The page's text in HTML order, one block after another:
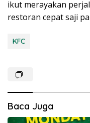
ikut merayakan
restoran cepat saji
KFC
Baca Juga